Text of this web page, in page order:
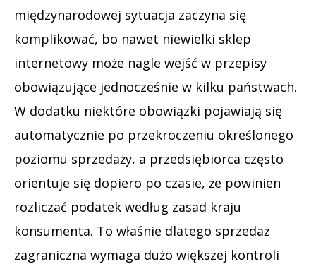
międzynarodowej sytuacja zaczyna się
komplikować, bo nawet niewielki sklep
internetowy może nagle wejść w przepisy
obowiązujące jednocześnie w kilku państwach.
W dodatku niektóre obowiązki pojawiają się
automatycznie po przekroczeniu określonego
poziomu sprzedaży, a przedsiębiorca często
orientuje się dopiero po czasie, że powinien
rozliczać podatek według zasad kraju
konsumenta. To właśnie dlatego sprzedaż
zagraniczna wymaga dużo większej kontroli